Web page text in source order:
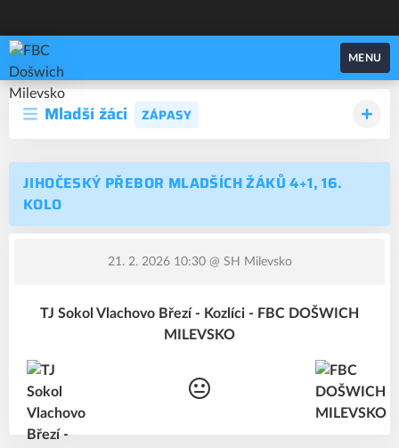
FBC Došwich Milevsko
MENU
Mladší žáci ZÁPASY
JIHOČESKÝ PŘEBOR MLADŠÍCH ŽÁKŮ 4+1, 16.
KOLO
21. 2. 2026 10:30@ SH Milevsko
TJ Sokol Vlachovo Březí - Kozlíci - FBC DOŠWICH
MILEVSKO